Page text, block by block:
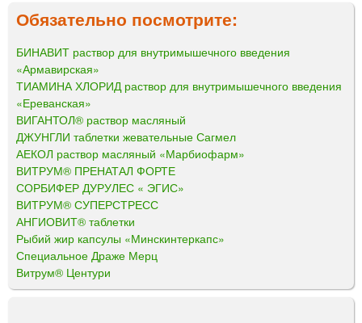
Обязательно посмотрите:
БИНАВИТ раствор для внутримышечного введения
«Армавирская»
ТИАМИНА ХЛОРИД раствор для внутримышечного введения
«Ереванская»
ВИГАНТОЛ® раствор масляный
ДЖУНГЛИ таблетки жевательные Сагмел
АЕКОЛ раствор масляный «Марбиофарм»
ВИТРУМ® ПРЕНАТАЛ ФОРТЕ
СОРБИФЕР ДУРУЛЕС « ЭГИС»
ВИТРУМ® СУПЕРСТРЕСС
АНГИОВИТ® таблетки
Рыбий жир капсулы «Минскинтеркапс»
Специальное Драже Мерц
Витрум® Центури